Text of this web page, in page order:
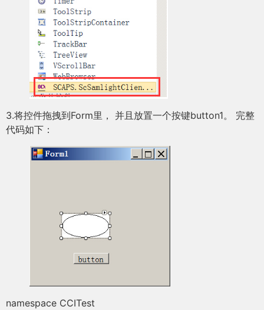
3.将控件拖拽到Form里， 并且放置一个按键button1。 完整
代码如下：
namespace CCITest